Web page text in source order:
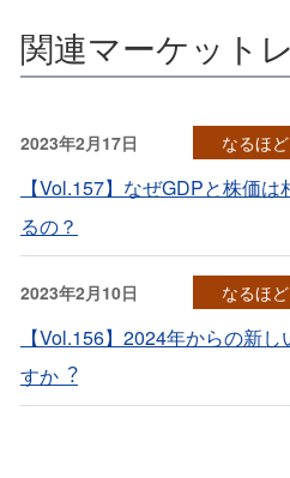
関連マーケット
2023年2月17日 なるほ
【Vol.157】なぜGDPと株価
るの？
2023年2月10日 なるほ
【Vol.156】2024年からの新
すか︖